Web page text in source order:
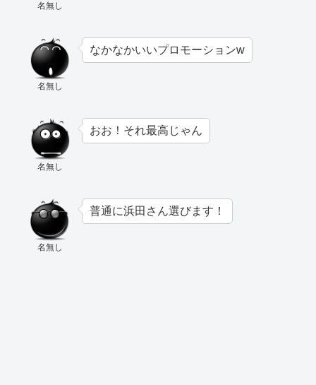
名無し
名無し
なかなかいいプロモーションw
名無し
おお！それ最高じゃん
名無し
普通に浜田さん選びます！